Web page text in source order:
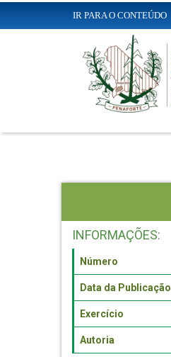
IR PARA O CONTEÚDO
INFORMAÇÕES:
Número
Data da Publicação
Exercício
Autoria